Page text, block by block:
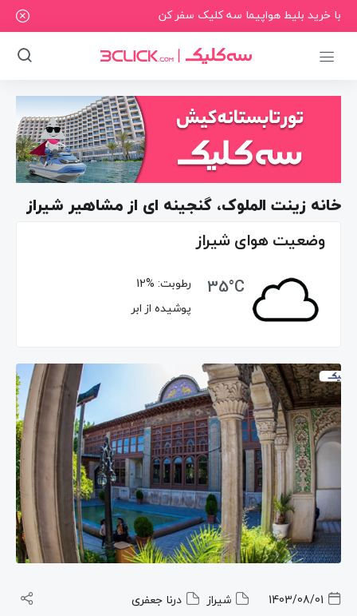
با خرید بلیط هواپیما سه کلیک سفر کن
خانه زینت الملوک، گنجینه­ ای از مشاهیر شیراز
وضعیت هوای شیراز
35°C
رطوبت: 12%
پوشیده از ابر
1403/08/01 شیراز درنا جعفری